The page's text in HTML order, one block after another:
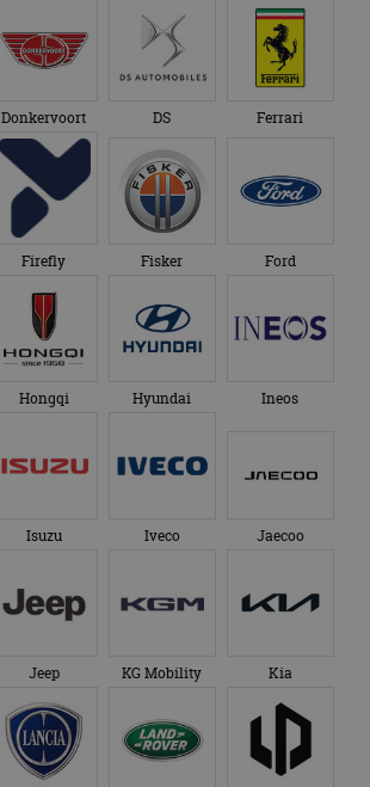
Donkervoort DS Ferrari
Firefly Fisker Ford
Hongqi Hyundai Ineos
Isuzu Iveco Jaecoo
Jeep KG Mobility Kia